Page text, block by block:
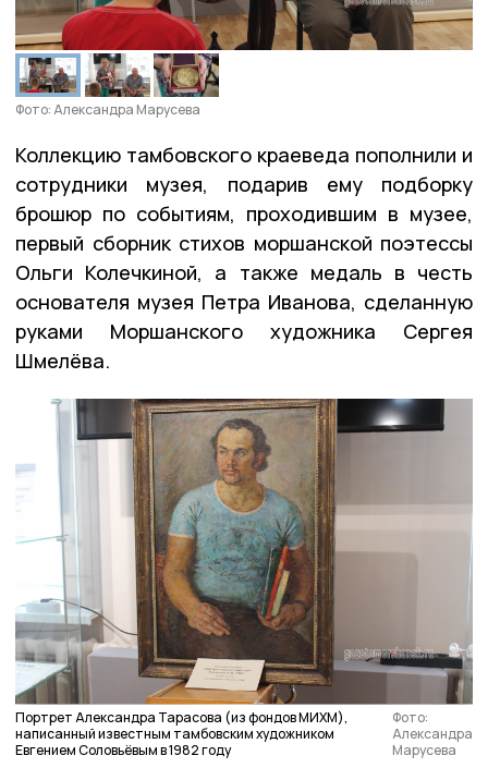
Фото: Александра Марусева
Коллекцию тамбовского краеведа пополнили и
сотрудники музея, подарив ему подборку
брошюр по событиям, проходившим в музее,
первый сборник стихов моршанской поэтессы
Ольги Колечкиной, а также медаль в честь
основателя музея Петра Иванова, сделанную
руками Моршанского художника Сергея
Шмелёва.
Портрет Александра Тарасова (из фондов МИХМ),
написанный известным тамбовским художником
Евгением Соловьёвым в 1982 году
Фото:
Александра
Марусева